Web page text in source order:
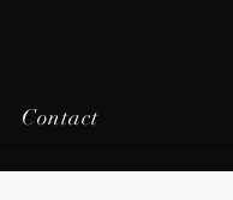
Contact